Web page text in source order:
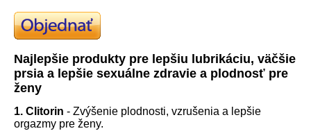
Najlepšie produkty pre lepšiu lubrikáciu, väčšie
prsia a lepšie sexuálne zdravie a plodnosť pre
ženy
1. Clitorin - Zvýšenie plodnosti, vzrušenia a lepšie
orgazmy pre ženy.